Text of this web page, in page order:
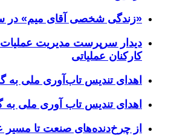
«زندگی شخصی آقای میم»
دیدار سرپرست مدیریت عملیات
کارکنان عملیاتی
اهدای تندیس تاب‌آوری ملی به
اهدای تندیس تاب آوری ملی به